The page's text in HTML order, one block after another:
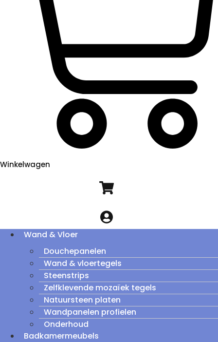
Winkelwagen
Wand & Vloer
Douchepanelen
Wand & vloertegels
Steenstrips
Zelfklevende mozaïek tegels
Natuursteen platen
Wandpanelen profielen
Onderhoud
Badkamermeubels